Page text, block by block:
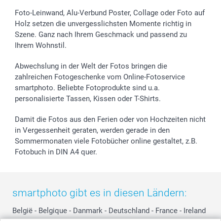
Sticker & Etiketten
Geschenk-Gutscheine (PDF)
Presse
Partnerprogramme
Investor Relations
Widerrufsrecht
Kommunion & Konfirmation
Hochzeit
Geburtstag
Zu allen Anlässen
48h Lieferung
Zahlungsmöglichkeiten
Anmelden /Registrieren
Status der Bestellung
smartfriends
smartgarantie
smartbonus
Foto-Leinwand, Alu-Verbund Poster, Collage oder Foto auf
Holz setzen die unvergesslichsten Momente richtig in
Szene. Ganz nach Ihrem Geschmack und passend zu
Ihrem Wohnstil.
Abwechslung in der Welt der Fotos bringen die
zahlreichen Fotogeschenke vom Online-Fotoservice
smartphoto. Beliebte Fotoprodukte sind u.a.
personalisierte Tassen, Kissen oder T-Shirts.
Damit die Fotos aus den Ferien oder von Hochzeiten nicht
in Vergessenheit geraten, werden gerade in den
Sommermonaten viele Fotobücher online gestaltet, z.B.
Fotobuch in DIN A4 quer.
smartphoto gibt es in diesen Ländern:
België - Belgique - Danmark - Deutschland - France - Ireland